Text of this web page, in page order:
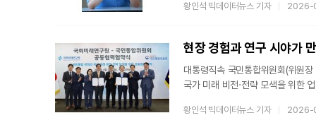
계산이 아닌 깊은 신뢰와 인연에
이해식·박주민 국회의원, 배기성
예정이다.강
황인석 빅데이터뉴스 기자
현장 경험과 연구 시야가
대통령직속 국민통합위원회(위원
국가 미래 비전·전략 모색을 위한
정책 제안, 홍보 협력 등 다방면에
황인석 빅데이터뉴스 기자 2026-